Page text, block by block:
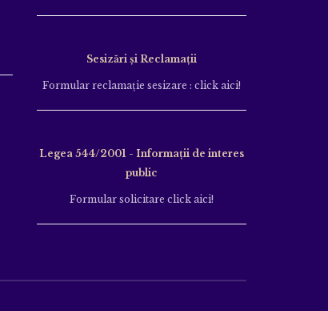
Sesizări și Reclamații
Formular reclamație sesizare : click aici!
Legea 544/2001 - Informații de interes
public
Formular solicitare click aici!